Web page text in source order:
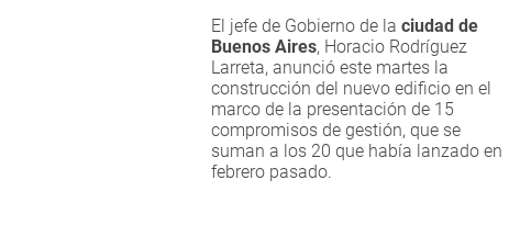
El jefe de Gobierno de la ciudad de
Buenos Aires, Horacio Rodríguez
Larreta, anunció este martes la
construcción del nuevo edificio en el
marco de la presentación de 15
compromisos de gestión, que se
suman a los 20 que había lanzado en
febrero pasado.